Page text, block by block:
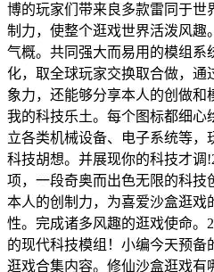
博的玩家们带来良多款雷同于世
制力，使整个逛戏世界活泼风趣
气概。共同强大而易用的模组系
化，取全球玩家交换取合做，通
象力，还能够分享本人的创做
我的科技乐土。每个图标都细心
立各类机械设备、电子系统等，
科技胡想。并展现你的科技才调
项，一段奇奥而出色无限的科技
本人的创制力，为喜爱沙盒逛戏
性。完成诸多风趣的逛戏使命。
的现代科技模组！小编今天预备
逛戏合集内容。修仙沙盒逛戏有